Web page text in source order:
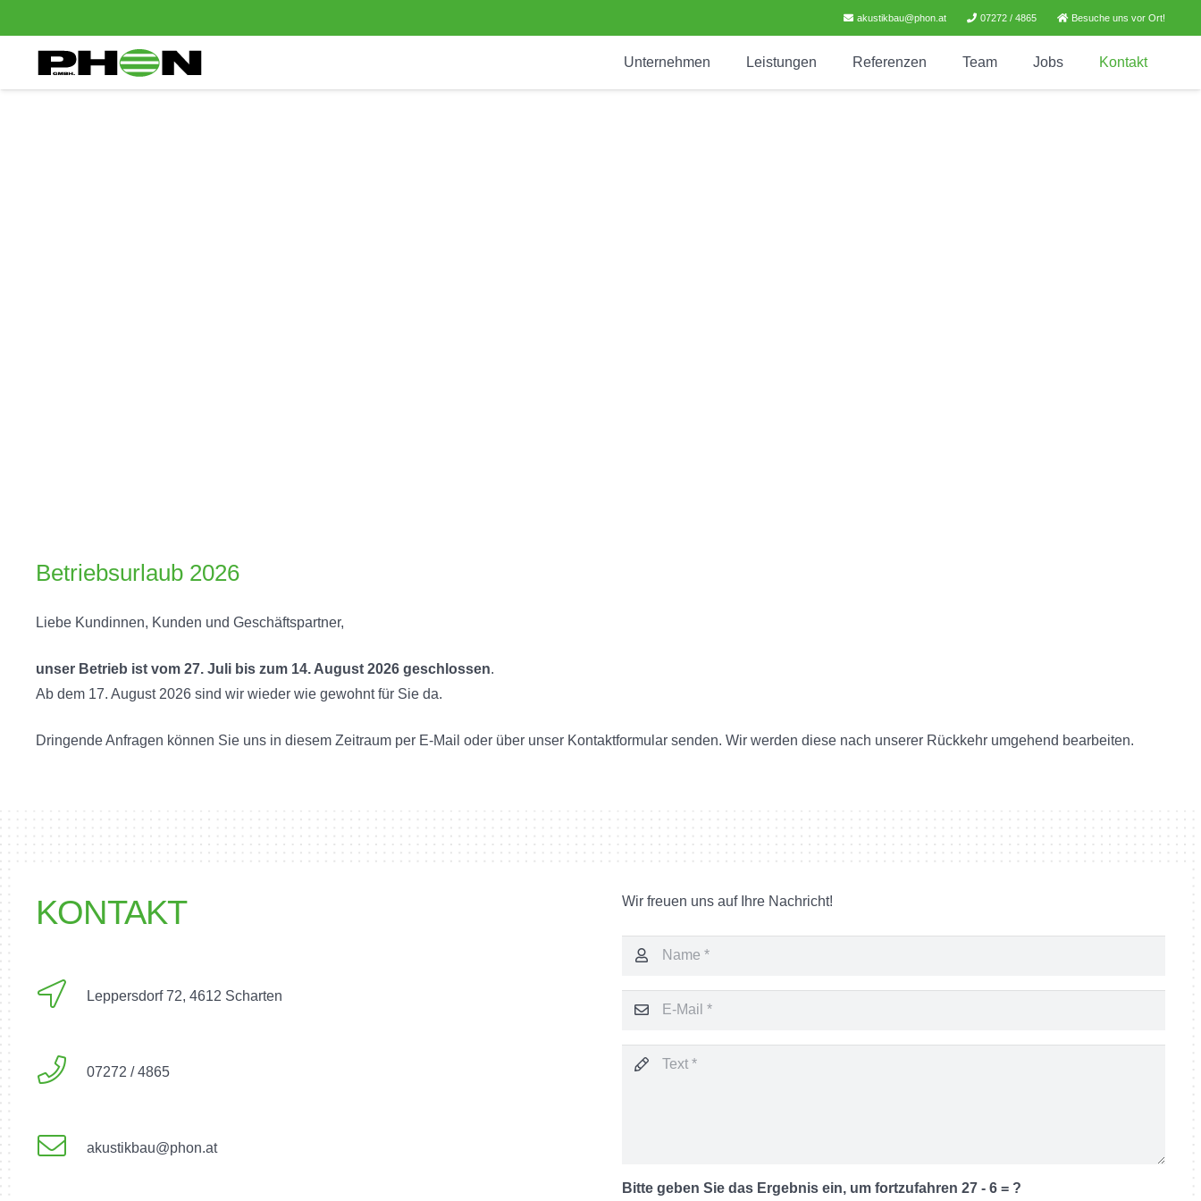
akustikbau@phon.at 07272 / 4865 Besuche uns vor Ort!
Unternehmen Leistungen Referenzen Team Jobs Kontakt
Betriebsurlaub 2026
Liebe Kundinnen, Kunden und Geschäftspartner,
unser Betrieb ist vom 27. Juli bis zum 14. August 2026 geschlossen.
Ab dem 17. August 2026 sind wir wieder wie gewohnt für Sie da.
Dringende Anfragen können Sie uns in diesem Zeitraum per E-Mail oder über unser Kontaktformular senden. Wir werden diese nach unserer Rückkehr umgehend bearbeiten.
KONTAKT
Leppersdorf 72, 4612 Scharten
07272 / 4865
akustikbau@phon.at
Wir freuen uns auf Ihre Nachricht!
Bitte geben Sie das Ergebnis ein, um fortzufahren 27 - 6 = ?